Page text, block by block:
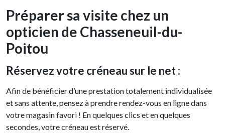
Préparer sa visite chez un
opticien de Chasseneuil-du-
Poitou
Réservez votre créneau sur le net :
Afin de bénéficier d’une prestation totalement individualisée
et sans attente, pensez à prendre rendez-vous en ligne dans
votre magasin favori ! En quelques clics et en quelques
secondes, votre créneau est réservé.